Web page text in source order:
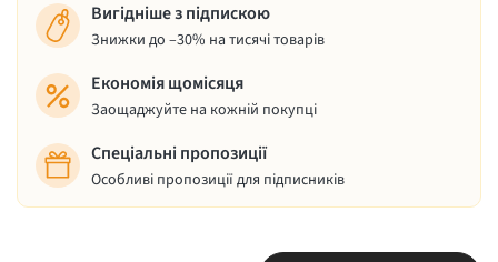
Вигідніше з підпискою
Знижки до –30% на тисячі товарів
Економія щомісяця
Заощаджуйте на кожній покупці
Спеціальні пропозиції
Особливі пропозиції для підписників